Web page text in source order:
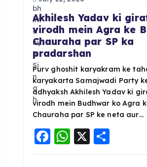
Akhilesh Yadav ki
virodh mein Agra ke
Chauraha par SP ka
pradarshan
Purv ghoshit karyakram ke
karyakarta Samajwadi Party
adhyaksh Akhilesh Yadav ki
virodh mein Budhwar ko Agra
Chauraha par SP ke neta aur…
F
a
W
h
X S
h